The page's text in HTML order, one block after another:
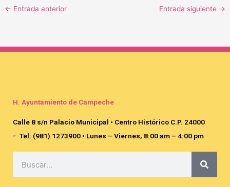
← Entrada anterior Entrada siguiente →
H. Ayuntamiento de Campeche
Calle 8 s/n Palacio Municipal • Centro Histórico C.P. 24000
Tel: (981) 1273900 • Lunes – Viernes, 8:00 am – 4:00 pm